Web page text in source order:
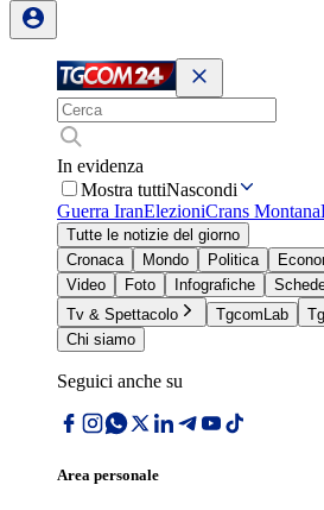
In evidenza
Mostra tuttiNascondi
Guerra IranElezioniCrans Montana
Tutte le notizie del giorno
Cronaca
Mondo Politica
Video
Foto Infografiche
Tv & Spettacolo
TgcomLab
Chi siamo
Seguici anche su
Area personale